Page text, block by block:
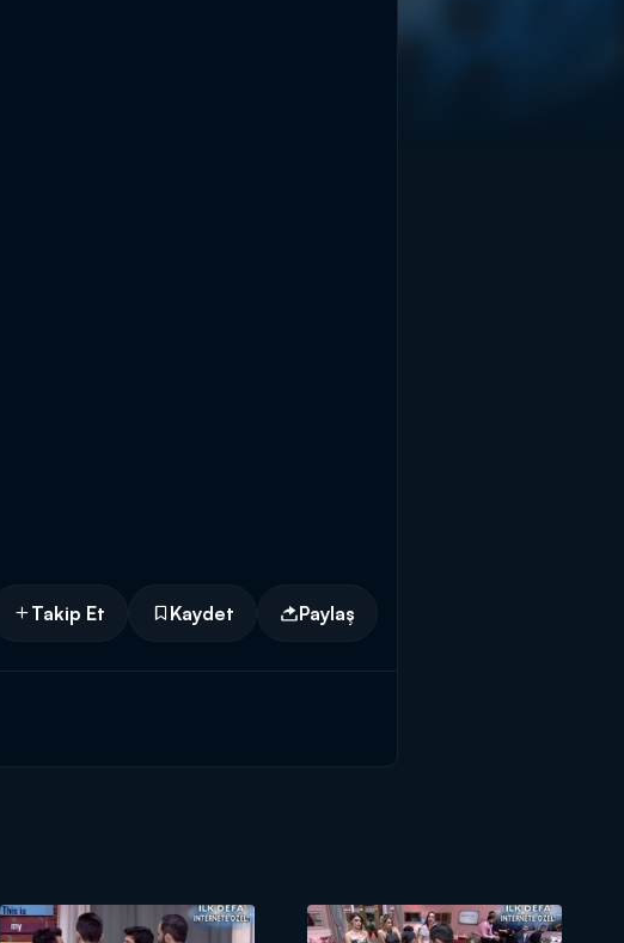
Takip Et Kaydet Paylaş